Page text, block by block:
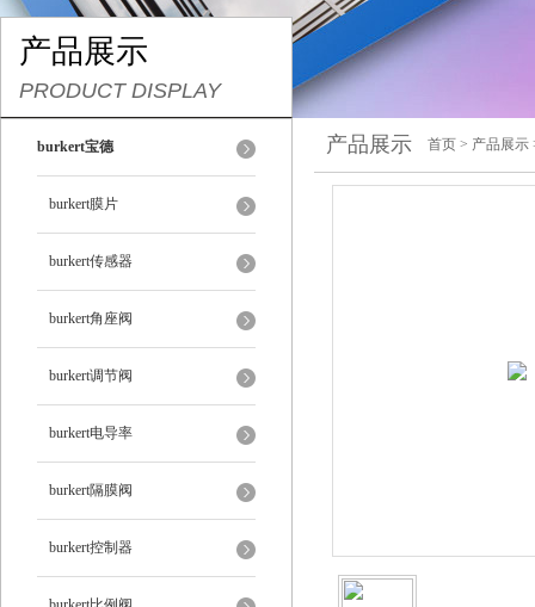
产品展示
PRODUCT DISPLAY
burkert宝德
burkert膜片
burkert传感器
burkert角座阀
burkert调节阀
burkert电导率
burkert隔膜阀
burkert控制器
产品展示 首页 > 产品展示